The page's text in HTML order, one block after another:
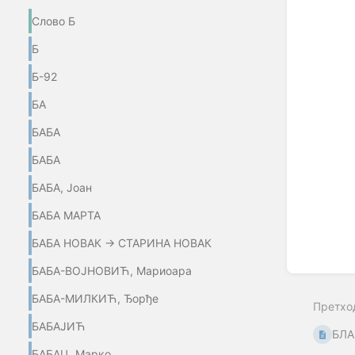
Слово Б
Б
Б-92
БА
БАБА
БАБА
БАБА, Јоан
БАБА МАРТА
БАБА НОВАК → СТАРИНА НОВАК
БАБА-ВОЈНОВИЋ, Мариоара
БАБА-МИЛКИЋ, Ђорђе
БАБАЈИЋ